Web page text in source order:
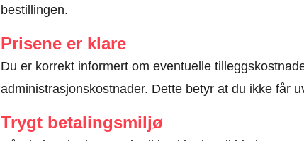
bestillingen.
Prisene er klare
Du er korrekt informert om eventuelle
administrasjonskostnader. Dette betyr at du ikke får
Trygt betalingsmiljø